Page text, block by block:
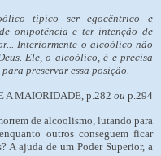
típico ser egocêntrico e
onipotência e ter intenção de
Interiormente o alcoólico não
Ele, o alcoólico, é e precisa
preservar essa posição.
A MAIORIDADE, p.282 ou p.294
de alcoolismo, lutando para
outros conseguem ficar
A ajuda de um Poder Superior, a